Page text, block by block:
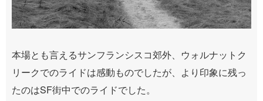
本場とも言えるサンフランシスコ郊外、ウォルナットク
リークでのライドは感動ものでしたが、より印象に残っ
たのはSF街中でのライドでした。